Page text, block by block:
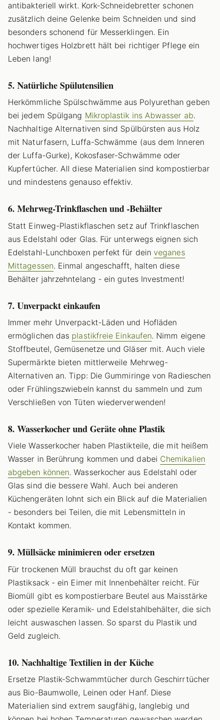
antibakteriell wirkt. Kork-Schneidebretter schonen
zusätzlich deine Gelenke beim Schneiden und sind
besonders schonend für Messerklingen. Ein
hochwertiges Holzbrett hält bei richtiger Pflege ein
Leben lang!
5. Natürliche Spülutensilien
Herkömmliche Spülschwämme aus Polyurethan geben
bei jedem Spülgang Mikroplastik ins Abwasser ab.
Nachhaltige Alternativen sind Spülbürsten aus Holz
mit Naturfasern, Luffa-Schwämme (aus dem Inneren
der Luffa-Gurke), Kokosfaser-Schwämme oder
Kupfertücher. All diese Materialien sind kompostierbar
und mindestens genauso effektiv.
6. Mehrweg-Trinkflaschen und -Behälter
Statt Einweg-Plastikflaschen setz auf Trinkflaschen
aus Edelstahl oder Glas. Für unterwegs eignen sich
Edelstahl-Lunchboxen perfekt für deinveganes
Mittagessen. Einmal angeschafft, halten diese
Behälter jahrzehntelang - ein gutes Investment!
7. Unverpackt einkaufen
Immer mehr Unverpackt-Läden und Hofläden
ermöglichen das plastikfreie Einkaufen. Nimm eigene
Stoffbeutel, Gemüsenetze und Gläser mit. Auch viele
Supermärkte bieten mittlerweile Mehrweg-
Alternativen an. Tipp: Die Gummiringe von Radieschen
oder Frühlingszwiebeln kannst du sammeln und zum
Verschließen von Tüten wiederverwenden!
8. Wasserkocher und Geräte ohne Plastik
Viele Wasserkocher haben Plastikteile, die mit heißem
Wasser in Berührung kommen und dabei Chemikalien
abgeben können. Wasserkocher aus Edelstahl oder
Glas sind die bessere Wahl. Auch bei anderen
Küchengeräten lohnt sich ein Blick auf die Materialien
- besonders bei Teilen, die mit Lebensmitteln in
Kontakt kommen.
9. Müllsäcke minimieren oder ersetzen
Für trockenen Müll brauchst du oft gar keinen
Plastiksack - ein Eimer mit Innenbehälter reicht. Für
Biomüll gibt es kompostierbare Beutel aus Maisstärke
oder spezielle Keramik- und Edelstahlbehälter, die sich
leicht auswaschen lassen. So sparst du Plastik und
Geld zugleich.
10. Nachhaltige Textilien in der Küche
Ersetze Plastik-Schwammtücher durch Geschirrtücher
aus Bio-Baumwolle, Leinen oder Hanf. Diese
Materialien sind extrem saugfähig, langlebig und